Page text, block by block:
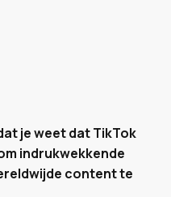
je weet dat TikTok
indrukwekkende
content te